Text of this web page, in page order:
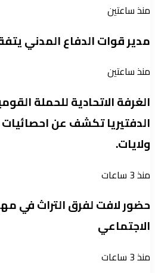
منذ ساعتين
مدير قوات الدفاع المدني
منذ ساعتين
الغرفة الاتحادية للحملة
ولايات.
منذ 3 ساعات
حضور لافت لفرق التراث في
الاجتماعي
منذ 3 ساعات